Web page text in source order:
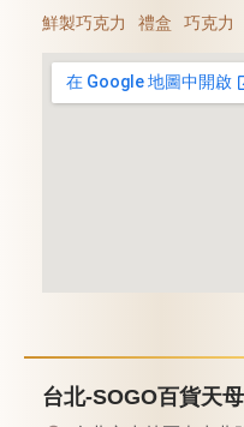
鮮製巧克力
禮盒 巧克力
台北-SOGO百貨天